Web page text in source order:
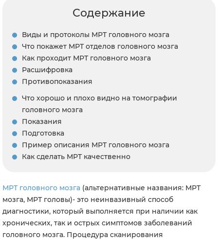
Содержание
Виды и протоколы МРТ головного мозга
Что покажет МРТ отделов головного мозга
Как проходит МРТ головного мозга
Расшифровка
Противопоказания
Что хорошо и плохо видно на томографии
головного мозга
Показания
Подготовка
Пример описания МРТ головного мозга
Как сделать МРТ качественно
МРТ головного мозга (альтернативные названия: МРТ
мозга, МРТ головы)- это неинвазивный способ
диагностики, который выполняется при наличии как
хронических, так и острых симптомов заболеваний
головного мозга. Процедура сканирования